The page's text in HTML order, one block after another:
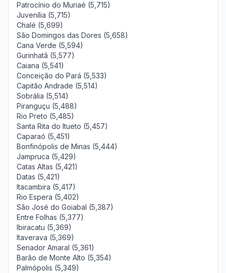
Patrocínio do Muriaé (5,715)
Juvenília (5,715)
Chalé (5,699)
São Domingos das Dores (5,658)
Cana Verde (5,594)
Gurinhatã (5,577)
Caiana (5,541)
Conceição do Pará (5,533)
Capitão Andrade (5,514)
Sobrália (5,514)
Piranguçu (5,488)
Rio Preto (5,485)
Santa Rita do Itueto (5,457)
Caparaó (5,451)
Bonfinópolis de Minas (5,444)
Jampruca (5,429)
Catas Altas (5,421)
Datas (5,421)
Itacambira (5,417)
Rio Espera (5,402)
São José do Goiabal (5,387)
Entre Folhas (5,377)
Ibiracatu (5,369)
Itaverava (5,369)
Senador Amaral (5,361)
Barão de Monte Alto (5,354)
Palmópolis (5,349)